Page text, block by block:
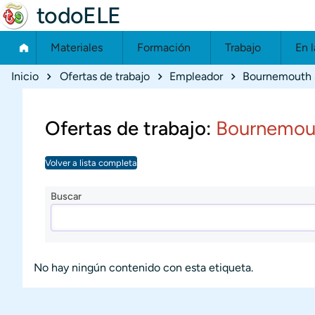
todoELE
Materiales Formación Trabajo En
Ruta de navegación
Inicio Ofertas de trabajo Empleador Bournemouth
Ofertas de trabajo:
Volver a lista completa
Buscar
No hay ningún contenido con esta etiqueta.